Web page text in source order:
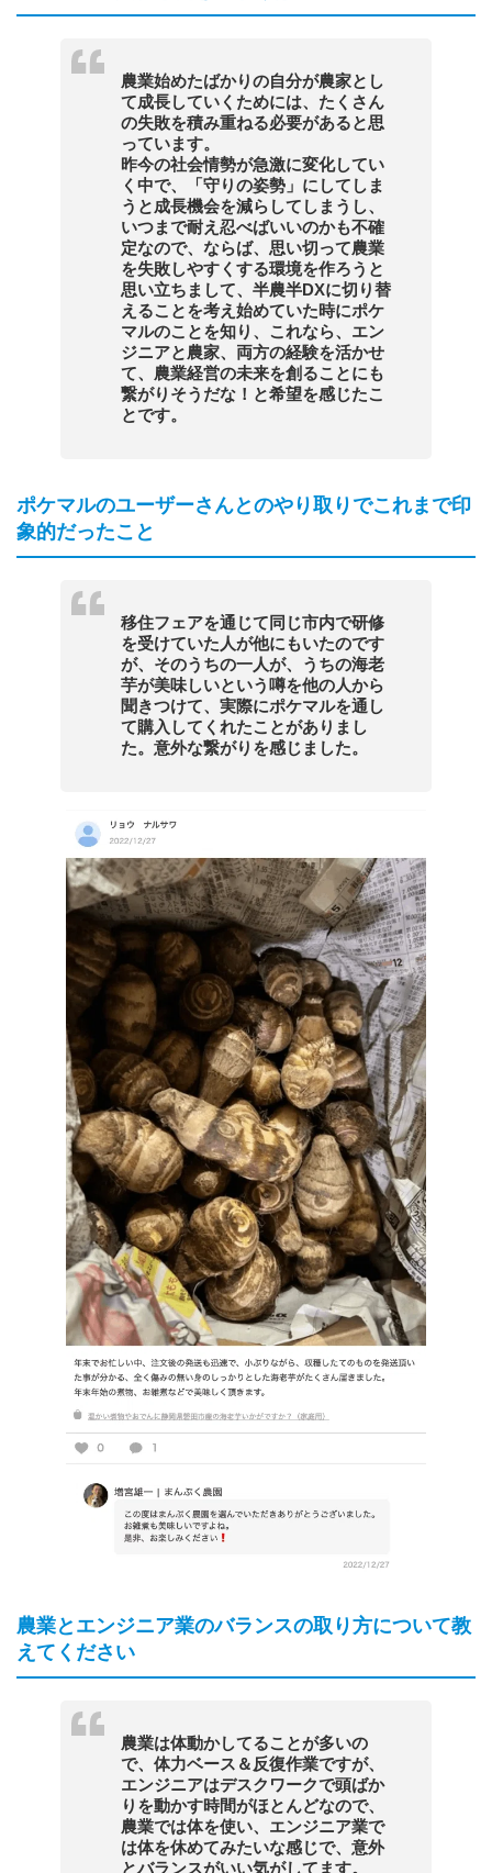
農業始めたばかりの自分が農家とし
て成長していくためには、たくさん
の失敗を積み重ねる必要があると思
っています。
昨今の社会情勢が急激に変化してい
く中で、「守りの姿勢」にしてしま
うと成長機会を減らしてしまうし、
いつまで耐え忍べばいいのかも不確
定なので、ならば、思い切って農業
を失敗しやすくする環境を作ろうと
思い立ちまして、半農半DXに切り替
えることを考え始めていた時にポケ
マルのことを知り、これなら、エン
ジニアと農家、両方の経験を活かせ
て、農業経営の未来を創ることにも
繋がりそうだな！と希望を感じたこ
とです。
ポケマルのユーザーさんとのやり取りでこれまで印
象的だったこと
移住フェアを通じて同じ市内で研修
を受けていた人が他にもいたのです
が、そのうちの一人が、うちの海老
芋が美味しいという噂を他の人から
聞きつけて、実際にポケマルを通し
て購入してくれたことがありまし
た。意外な繋がりを感じました。
農業とエンジニア業のバランスの取り方について教
えてください
農業は体動かしてることが多いの
で、体力ベース＆反復作業ですが、
エンジニアはデスクワークで頭ばか
りを動かす時間がほとんどなので、
農業では体を使い、エンジニア業で
は体を休めてみたいな感じで、意外
とバランスがいい気がしてます。